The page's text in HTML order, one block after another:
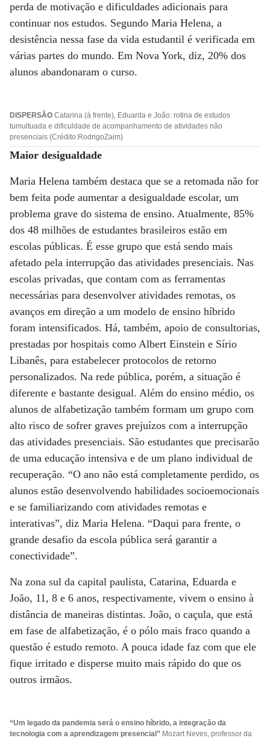
perda de motivação e dificuldades adicionais para
continuar nos estudos. Segundo Maria Helena, a
desistência nessa fase da vida estudantil é verificada em
várias partes do mundo. Em Nova York, diz, 20% dos
alunos abandonaram o curso.
DISPERSÃO Catarina (à frente), Eduarda e João: rotina de estudos
tumultuada e dificuldade de acompanhamento de atividades não
presenciais (Crédito:RodrigoZaim)
Maior desigualdade
Maria Helena também destaca que se a retomada não for
bem feita pode aumentar a desigualdade escolar, um
problema grave do sistema de ensino. Atualmente, 85%
dos 48 milhões de estudantes brasileiros estão em
escolas públicas. É esse grupo que está sendo mais
afetado pela interrupção das atividades presenciais. Nas
escolas privadas, que contam com as ferramentas
necessárias para desenvolver atividades remotas, os
avanços em direção a um modelo de ensino híbrido
foram intensificados. Há, também, apoio de consultorias,
prestadas por hospitais como Albert Einstein e Sírio
Libanês, para estabelecer protocolos de retorno
personalizados. Na rede pública, porém, a situação é
diferente e bastante desigual. Além do ensino médio, os
alunos de alfabetização também formam um grupo com
alto risco de sofrer graves prejuízos com a interrupção
das atividades presenciais. São estudantes que precisarão
de uma educação intensiva e de um plano individual de
recuperação. “O ano não está completamente perdido, os
alunos estão desenvolvendo habilidades socioemocionais
e se familiarizando com atividades remotas e
interativas”, diz Maria Helena. “Daqui para frente, o
grande desafio da escola pública será garantir a
conectividade”.
Na zona sul da capital paulista, Catarina, Eduarda e
João, 11, 8 e 6 anos, respectivamente, vivem o ensino à
distância de maneiras distintas. João, o caçula, que está
em fase de alfabetização, é o pólo mais fraco quando a
questão é estudo remoto. A pouca idade faz com que ele
fique irritado e disperse muito mais rápido do que os
outros irmãos.
“Um legado da pandemia será o ensino híbrido, a integração da
tecnologia com a aprendizagem presencial” Mozart Neves, professor da